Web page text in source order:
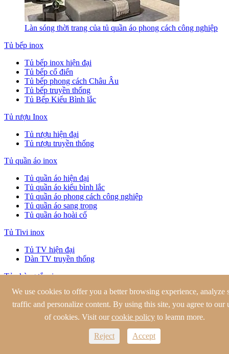
Làn sóng thời trang của tủ quần áo phong cách công nghiệp
Tủ bếp inox
Tủ bếp inox hiện đại
Tủ bếp cổ điển
Tủ bếp phong cách Châu Âu
Tủ bếp truyền thống
Tủ Bếp Kiểu Bình lắc
Tủ rượu Inox
Tủ rượu hiện đại
Tủ rượu truyền thống
Tủ quần áo inox
Tủ quần áo hiện đại
Tủ quần áo kiểu bình lắc
Tủ quần áo phong cách công nghiệp
Tủ quần áo sang trọng
Tủ quần áo hoài cổ
Tủ Tivi inox
Tủ TV hiện đại
Dàn TV truyền thống
Tủ phòng tắm inox
Tủ phòng tắm hiện đại
Bàn trang điểm phòng tắm cổ điển
Bàn trang điểm phòng tắm truyền thống
We use cookies to offer you a better browsing experience, analyze
traffic and personalize content. By using this site, you agree to our
of cookies. Visit ourcookie policy to leamn more.
Reject Accept